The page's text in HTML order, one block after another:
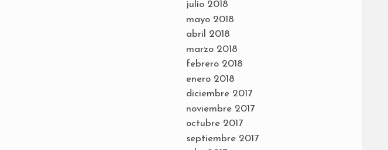
julio 2018
mayo 2018
abril 2018
marzo 2018
febrero 2018
enero 2018
diciembre 2017
noviembre 2017
octubre 2017
septiembre 2017